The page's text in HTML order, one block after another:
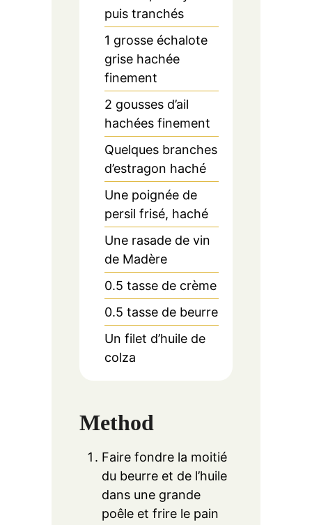
puis tranchés
1 grosse échalote
grise hachée
finement
2 gousses d’ail
hachées finement
Quelques branches
d’estragon haché
Une poignée de
persil frisé, haché
Une rasade de vin
de Madère
0.5 tasse de crème
0.5 tasse de beurre
Un filet d’huile de
colza
Method
Faire fondre la moitié
du beurre et de l’huile
dans une grande
poêle et frire le pain